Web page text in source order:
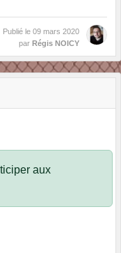
Publié le 09 mars 2020
par Régis NOICY
aux